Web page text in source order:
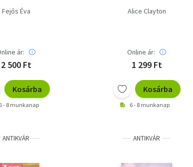
Fejős Éva
ár:
2 500 Ft
Kosárba
6 - 8 munkanap
Alice Clayton
Online ár:
1 299 Ft
Kosárba
6 - 8 munkanap
ANTIKVÁR ANTIKVÁR